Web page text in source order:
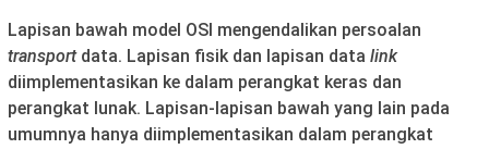
Lapisan bawah model OSI mengendalikan persoalan
transport data. Lapisan fisik dan lapisan data link
diimplementasikan ke dalam perangkat keras dan
perangkat lunak. Lapisan-lapisan bawah yang lain pada
umumnya hanya diimplementasikan dalam perangkat